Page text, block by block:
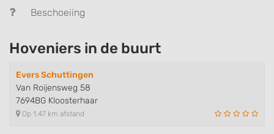
Beschoeiing
Hoveniers in de buurt
Evers Schuttingen
Van Roijensweg 58
7694BG Kloosterhaar
Op 1,47 km afstand